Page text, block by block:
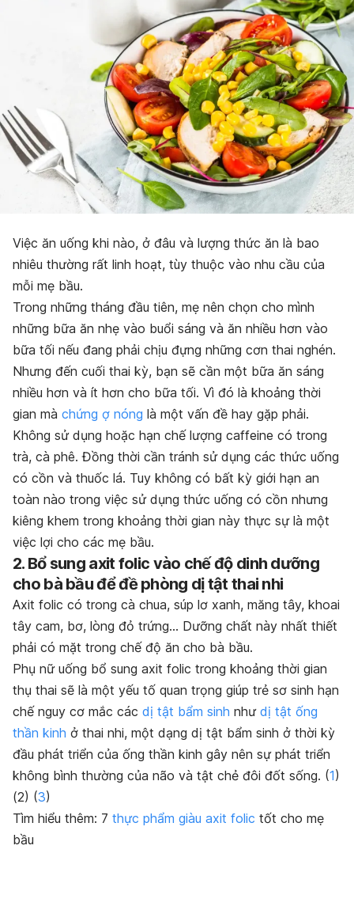
Việc ăn uống khi nào, ở đâu và lượng thức ăn là bao
nhiêu thường rất linh hoạt, tùy thuộc vào nhu cầu của
mỗi mẹ bầu.
Trong những tháng đầu tiên, mẹ nên chọn cho mình
những bữa ăn nhẹ vào buổi sáng và ăn nhiều hơn vào
bữa tối nếu đang phải chịu đựng những cơn thai nghén.
Nhưng đến cuối thai kỳ, bạn sẽ cần một bữa ăn sáng
nhiều hơn và ít hơn cho bữa tối. Vì đó là khoảng thời
gian mà chứng ợ nóng là một vấn đề hay gặp phải.
Không sử dụng hoặc hạn chế lượng caffeine có trong
trà, cà phê. Đồng thời cần tránh sử dụng các thức uống
có cồn và thuốc lá. Tuy không có bất kỳ giới hạn an
toàn nào trong việc sử dụng thức uống có cồn nhưng
kiêng khem trong khoảng thời gian này thực sự là một
việc lợi cho các mẹ bầu.
2. Bổ sung axit folic vào chế độ dinh dưỡng
cho bà bầu để đề phòng dị tật thai nhi
Axit folic có trong cà chua, súp lơ xanh, măng tây, khoai
tây cam, bơ, lòng đỏ trứng… Dưỡng chất này nhất thiết
phải có mặt trong chế độ ăn cho bà bầu.
Phụ nữ uống bổ sung axit folic trong khoảng thời gian
thụ thai sẽ là một yếu tố quan trọng giúp trẻ sơ sinh hạn
chế nguy cơ mắc các dị tật bẩm sinh như dị tật ống
thần kinh ở thai nhi, một dạng dị tật bẩm sinh ở thời kỳ
đầu phát triển của ống thần kinh gây nên sự phát triển
không bình thường của não và tật chẻ đôi đốt sống. (1)
(2) (3)
Tìm hiểu thêm: 7 thực phẩm giàu axit folic tốt cho mẹ
bầu